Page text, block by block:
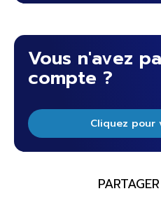
Vous n'avez
compte ?
Cliquez pour